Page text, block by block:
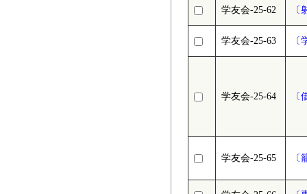
学友会-25-62
学友会-25-63
学友会-25-64 〔
学友会-25-65